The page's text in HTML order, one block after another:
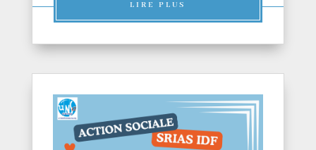
LIRE PLUS